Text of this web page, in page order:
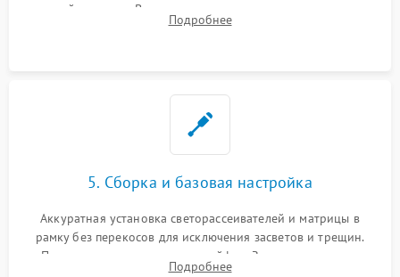
хрупкой матрицы. Восстановление поврежденных дорожек,
прошивка микросхем памяти EEPROM
Подробнее
5. Сборка и базовая настройка
Аккуратная установка светорассеивателей и матрицы в
рамку без перекосов для исключения засветов и трещин.
Подключение внутренних шлейфов. Закрытие корпуса.
Подробнее